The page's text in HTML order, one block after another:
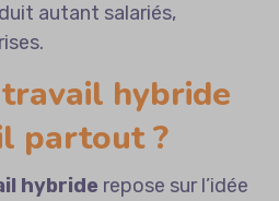
autant salariés,
hybride
partout ?
hybride repose sur l’idée